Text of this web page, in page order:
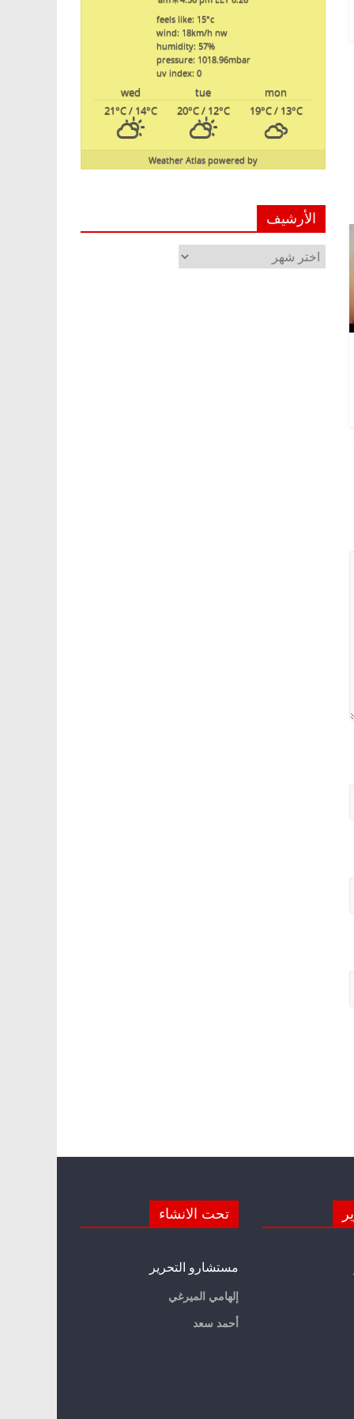
feels like: 15°c
wind: 18km/h nw
humidity: 57%
pressure: 1018.96mbar
uv index: 0
mon
tue
wed
19°C/ 13°C
20°C/ 12°C
21°C/ 14°C
powered by
Weather Atlas
الأرشيف
الأرشيف
تحت الانشاء
مستشارو التحرير
إلهامي الميرغي
أحمد سعد